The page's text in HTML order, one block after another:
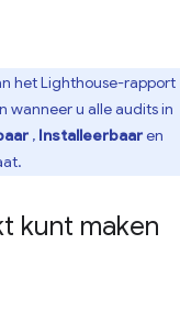
het Lighthouse-rapport
wanneer u alle audits in
, Installeerbaaren
kunt maken